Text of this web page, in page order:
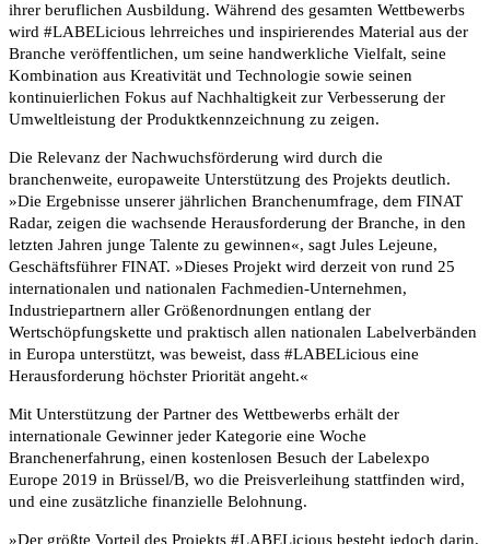
ihrer beruflichen Ausbildung. Während des gesamten Wettbewerbs
wird #LABELicious lehrreiches und inspirierendes Material aus der
Branche veröffentlichen, um seine handwerkliche Vielfalt, seine
Kombination aus Kreativität und Technologie sowie seinen
kontinuierlichen Fokus auf Nachhaltigkeit zur Verbesserung der
Umweltleistung der Produktkennzeichnung zu zeigen.
Die Relevanz der Nachwuchsförderung wird durch die
branchenweite, europaweite Unterstützung des Projekts deutlich.
»Die Ergebnisse unserer jährlichen Branchenumfrage, dem FINAT
Radar, zeigen die wachsende Herausforderung der Branche, in den
letzten Jahren junge Talente zu gewinnen«, sagt Jules Lejeune,
Geschäftsführer FINAT. »Dieses Projekt wird derzeit von rund 25
internationalen und nationalen Fachmedien-Unternehmen,
Industriepartnern aller Größenordnungen entlang der
Wertschöpfungskette und praktisch allen nationalen Labelverbänden
in Europa unterstützt, was beweist, dass #LABELicious eine
Herausforderung höchster Priorität angeht.«
Mit Unterstützung der Partner des Wettbewerbs erhält der
internationale Gewinner jeder Kategorie eine Woche
Branchenerfahrung, einen kostenlosen Besuch der Labelexpo
Europe 2019 in Brüssel/B, wo die Preisverleihung stattfinden wird,
und eine zusätzliche finanzielle Belohnung.
»Der größte Vorteil des Projekts #LABELicious besteht jedoch darin,